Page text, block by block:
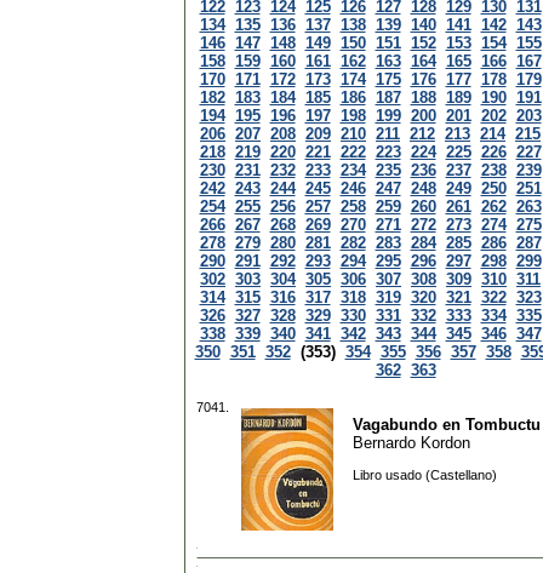
122 123 124 125 126 127 128 129 130 131
134 135 136 137 138 139 140 141 142 143
146 147 148 149 150 151 152 153 154 155
158 159 160 161 162 163 164 165 166 167
170 171 172 173 174 175 176 177 178 179
182 183 184 185 186 187 188 189 190 191
194 195 196 197 198 199 200 201 202 203
206 207 208 209 210 211 212 213 214 215
218 219 220 221 222 223 224 225 226 227
230 231 232 233 234 235 236 237 238 239
242 243 244 245 246 247 248 249 250 251
254 255 256 257 258 259 260 261 262 263
266 267 268 269 270 271 272 273 274 275
278 279 280 281 282 283 284 285 286 287
290 291 292 293 294 295 296 297 298 299
302 303 304 305 306 307 308 309 310 311
314 315 316 317 318 319 320 321 322 323
326 327 328 329 330 331 332 333 334 335
338 339 340 341 342 343 344 345 346 347
350 351 352 (353) 354 355 356 357 358
362 363
7041.
Vagabundo en Tombuctu
Bernardo Kordon
Libro usado (Castellano)